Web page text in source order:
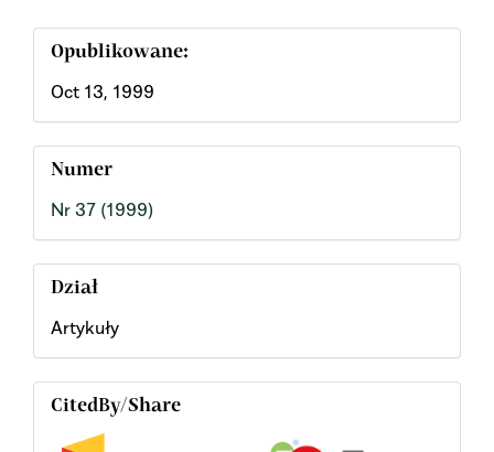
Opublikowane:
Oct 13, 1999
Numer
Nr 37 (1999)
Dział
Artykuły
CitedBy/Share